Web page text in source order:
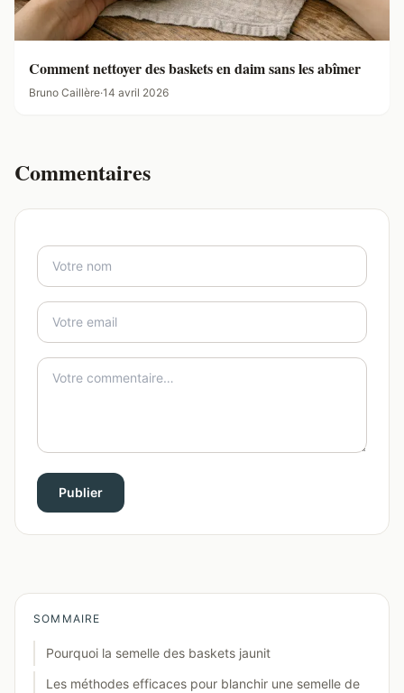
Comment nettoyer des baskets en daim sans les abîmer
Bruno Caillère·14 avril 2026
Commentaires
Publier
SOMMAIRE
Pourquoi la semelle des baskets jaunit
Les méthodes efficaces pour blanchir une semelle de